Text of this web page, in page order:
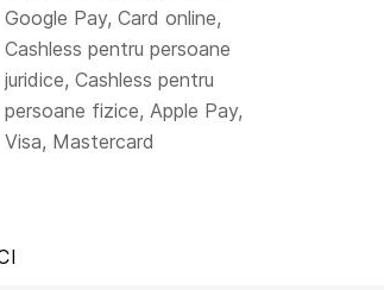
Google Pay, Card online,
Cashless pentru persoane
juridice, Cashless pentru
persoane fizice, Apple Pay,
Visa, Mastercard